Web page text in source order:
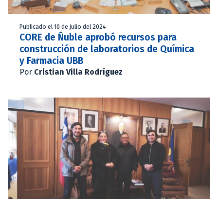
Publicado el 10 de julio del 2024
CORE de Ñuble aprobó recursos para
construcción de laboratorios de Química
y Farmacia UBB
Por Cristian Villa Rodríguez